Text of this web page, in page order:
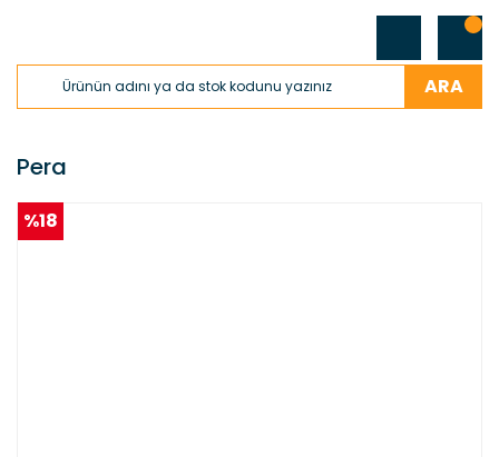
ARA
Pera
%18